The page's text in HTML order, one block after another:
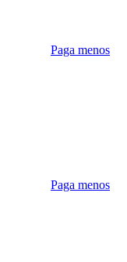
Paga menos
Paga menos